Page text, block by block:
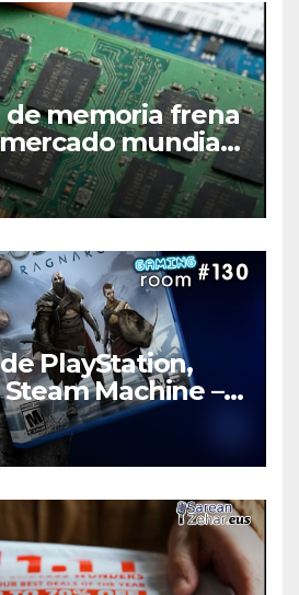
de memoria frena
mundial
PlayStation,
Steam Machine –
#130